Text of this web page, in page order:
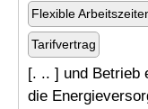
Flexible
Tarifvertrag
[. .. ] und Betrieb
die